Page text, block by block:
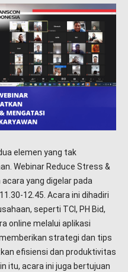
elemen yang tak
Webinar Reduce Stress &
yang digelar pada
12.45. Acara ini dihadiri
seperti TCI, PH Bid,
online melalui aplikasi
strategi dan tips
efisiensi dan produktivitas
itu, acara ini juga bertujuan